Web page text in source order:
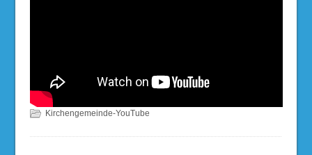
Kirchengemeinde-YouTube